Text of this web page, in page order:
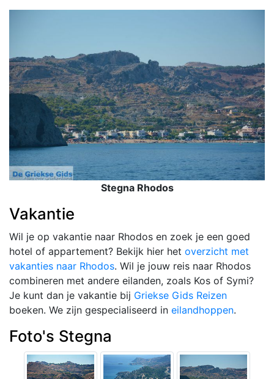
Stegna Rhodos
Vakantie
Wil je op vakantie naar Rhodos en zoek je een goed
hotel of appartement? Bekijk hier het overzicht met
vakanties naar Rhodos. Wil je jouw reis naar Rhodos
combineren met andere eilanden, zoals Kos of Symi?
Je kunt dan je vakantie bij Griekse Gids Reizen
boeken. We zijn gespecialiseerd in eilandhoppen.
Foto's Stegna